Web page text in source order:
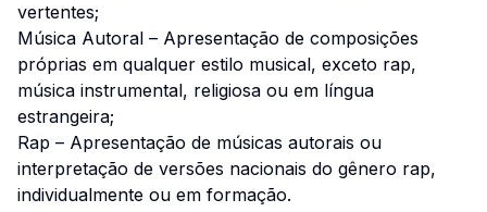
vertentes;
Música Autoral – Apresentação de composições
próprias em qualquer estilo musical, exceto rap,
música instrumental, religiosa ou em língua
estrangeira;
Rap – Apresentação de músicas autorais ou
interpretação de versões nacionais do gênero rap,
individualmente ou em formação.